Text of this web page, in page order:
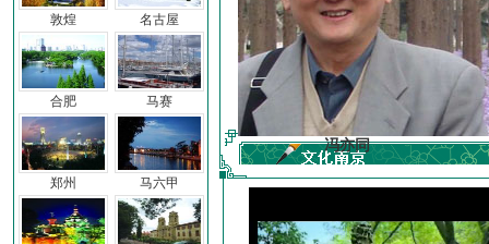
敦煌
合肥
郑州
名古屋
马赛
马六甲
前子 冯亦同